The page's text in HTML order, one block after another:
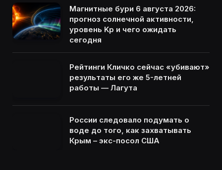
Магнитные бури 6 августа 2026:
прогноз солнечной активности,
уровень Kp и чего ожидать
сегодня
Рейтинги Кличко сейчас «убивают»
результаты его же 5-летней
работы — Лагута
России следовало подумать о
воде до того, как захватывать
Крым – экс-посол США